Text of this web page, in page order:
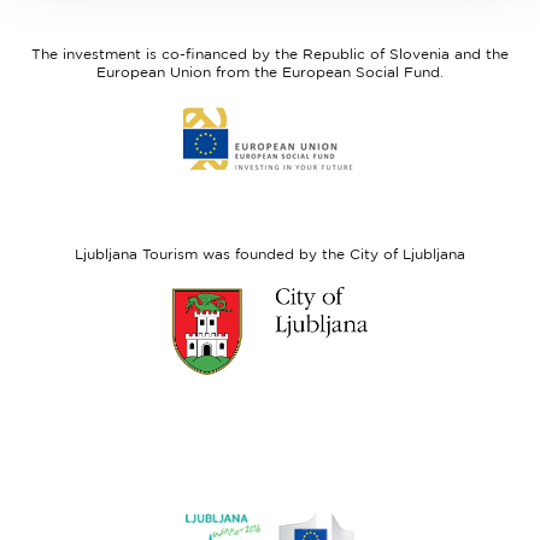
Fund
The investment is co-financed by the Republic of Slovenia and the
European Union from the European Social Fund.
to
website
Ljubljana Tourism was founded by the City of Ljubljana